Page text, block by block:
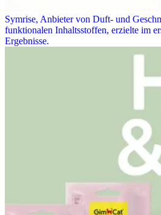
Symrise, Anbieter von Duft- und
funktionalen Inhaltsstoffen, erzielte im
Ergebnisse.